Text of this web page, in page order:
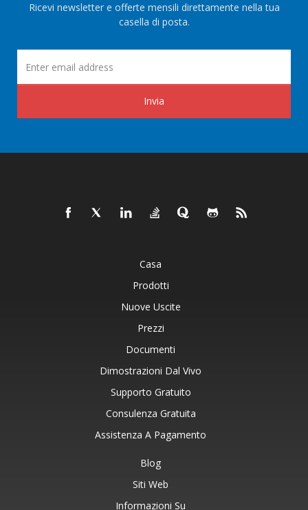
Ricevi newsletter e offerte mensili direttamente nella tua
casella di posta.
Invia
Casa
Prodotti
Nuove Uscite
Prezzi
Documenti
Dimostrazioni Dal Vivo
Supporto Gratuito
Consulenza Gratuita
Assistenza A Pagamento
Blog
Siti Web
Informazioni Su